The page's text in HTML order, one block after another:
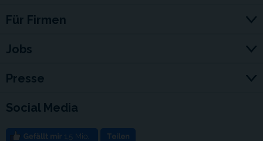
Für Firmen
Jobs
Presse
Social Media